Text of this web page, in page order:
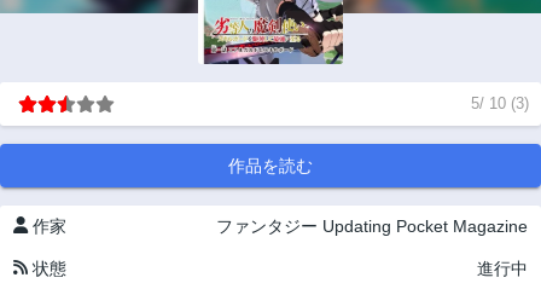
5/ 10 (3)
作品を読む
作家 ファンタジー Updating Pocket Magazine
状態 進行中